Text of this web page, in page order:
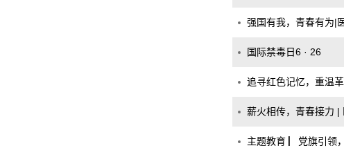
强国有我，青春有为|
国际禁毒日6 · 26
追寻红色记忆，重温
薪火相传，青春接力 |
主题教育 ▏党旗引领